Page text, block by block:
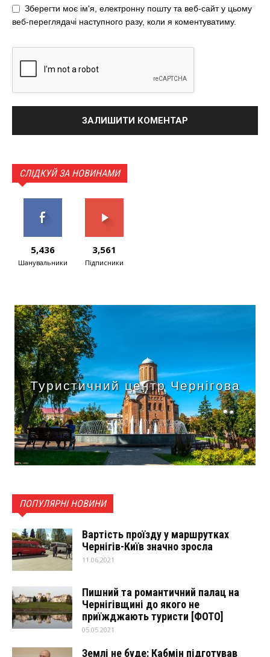
Зберегти моє ім'я, електронну пошту та веб-сайт у цьому
веб-переглядачі наступного разу, коли я коментуватиму.
СЛІДКУЙ ЗА НОВИНАМИ
5,436
Шанувальники
3,561
Підписники
Туристичний центр Чернігова
ПОПУЛЯРНІ НОВИНИ
Вартість проїзду у маршрутках
Чернігів-Київ значно зросла
11.06.2021
Пишний та романтичний палац на
Чернігівщині до якого не
приїжджають туристи [ФОТО]
05.05.2021
Землі не буде: Кабмін підготував